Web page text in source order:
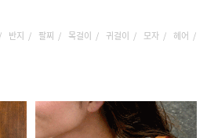
반지 팔찌 목걸이 귀걸이 모자
헤어